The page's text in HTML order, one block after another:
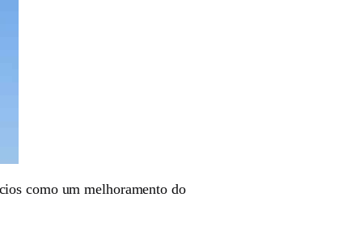
como um melhoramento do